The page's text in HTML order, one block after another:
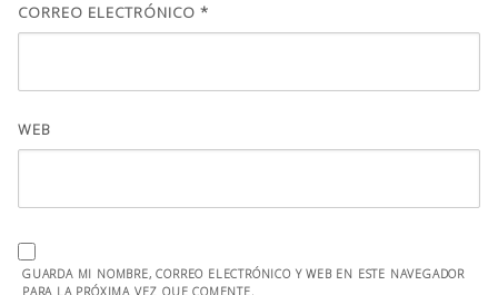
CORREO ELECTRÓNICO *
WEB
GUARDA MI NOMBRE, CORREO ELECTRÓNICO Y WEB EN ESTE NAVEGADOR